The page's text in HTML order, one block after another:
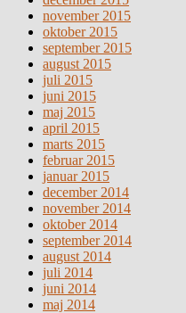
november 2015
oktober 2015
september 2015
august 2015
juli 2015
juni 2015
maj 2015
april 2015
marts 2015
februar 2015
januar 2015
december 2014
november 2014
oktober 2014
september 2014
august 2014
juli 2014
juni 2014
maj 2014